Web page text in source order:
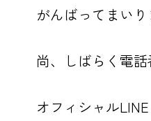
がんばってまいり
尚、しばらく電
オフィシャル